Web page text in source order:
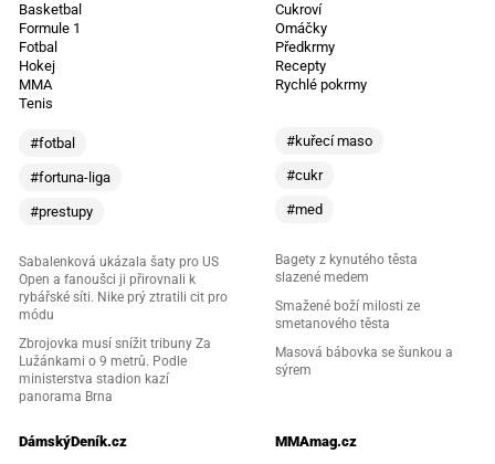
Basketbal
Formule 1
Fotbal
Hokej
MMA
Tenis
#fotbal
#fortuna-liga
#prestupy
Sabalenková ukázala šaty pro US
Open a fanoušci ji přirovnali k
rybářské síti. Nike prý ztratili cit pro
módu
Zbrojovka musí snížit tribuny Za
Lužánkami o 9 metrů. Podle
ministerstva stadion kazí
panorama Brna
Cukroví
Omáčky
Předkrmy
Recepty
Rychlé pokrmy
#kuřecí maso
#cukr
#med
Bagety z kynutého těsta
slazené medem
Smažené boží milosti ze
smetanového těsta
Masová bábovka se šunkou a
sýrem
DámskýDeník.cz
MMAmag.cz